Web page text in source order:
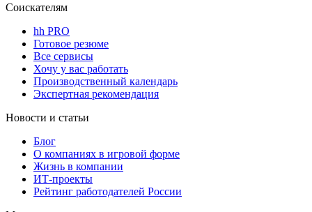
Соискателям
hh PRO
Готовое резюме
Все сервисы
Хочу у вас работать
Производственный календарь
Экспертная рекомендация
Новости и статьи
Блог
О компаниях в игровой форме
Жизнь в компании
ИТ-проекты
Рейтинг работодателей России